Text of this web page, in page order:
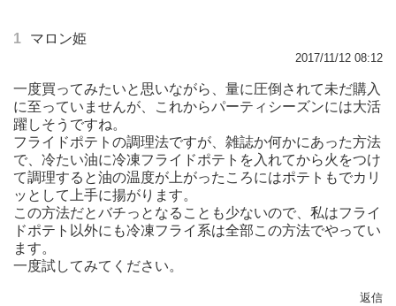
1 マロン姫
2017/11/12 08:12
一度買ってみたいと思いながら、量に圧倒されて未だ購入
に至っていませんが、これからパーティシーズンには大活
躍しそうですね。
フライドポテトの調理法ですが、雑誌か何かにあった方法
で、冷たい油に冷凍フライドポテトを入れてから火をつけ
て調理すると油の温度が上がったころにはポテトもでカリ
ッとして上手に揚がります。
この方法だとバチっとなることも少ないので、私はフライ
ドポテト以外にも冷凍フライ系は全部この方法でやってい
ます。
一度試してみてください。
返信